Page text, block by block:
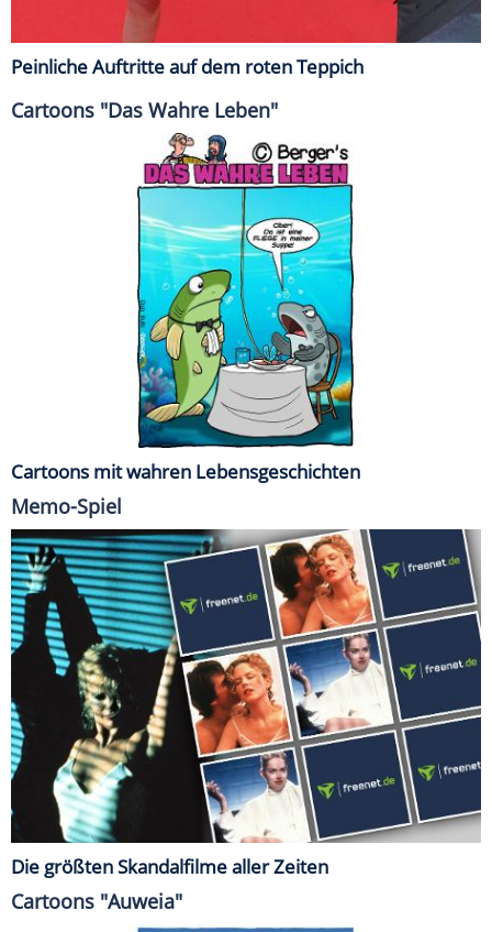
Peinliche Auftritte auf dem roten Teppich
Cartoons "Das Wahre Leben"
Cartoons mit wahren Lebensgeschichten
Memo-Spiel
Die größten Skandalfilme aller Zeiten
Cartoons "Auweia"